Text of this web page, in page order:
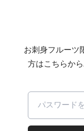
お刺身フルーツ
方はこちらか